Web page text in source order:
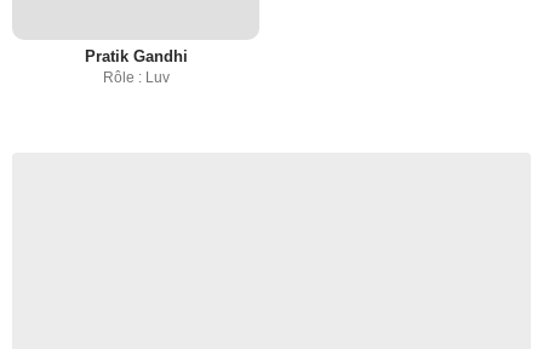
Pratik Gandhi
Rôle : Luv